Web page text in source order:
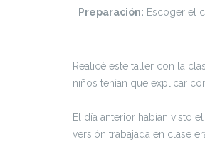
Preparación: Escoger el
Realicé este taller con la
niños tenían que explicar
El día anterior habían visto
versión trabajada en clase